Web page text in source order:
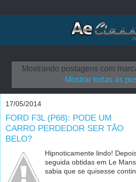
Mostrando postagens com
Mostrar todas as
17/05/2014
FORD F3L (P68): PODE UM
CARRO PERDEDOR SER TÃO
BELO?
Hipnoticamente lindo!
seguida obtidas em Le
sabia que se quisesse